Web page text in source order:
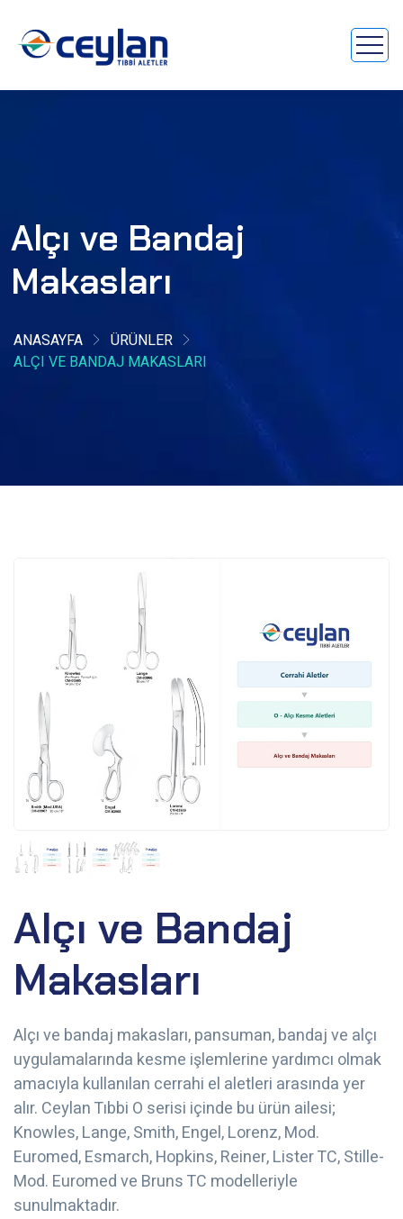
Alçı ve Bandaj
Makasları
ANASAYFA
ÜRÜNLER
ALÇI VE BANDAJ MAKASLARI
Alçı ve Bandaj
Makasları
Alçı ve bandaj makasları, pansuman, bandaj ve alçı
uygulamalarında kesme işlemlerine yardımcı olmak
amacıyla kullanılan cerrahi el aletleri arasında yer
alır. Ceylan Tıbbi O serisi içinde bu ürün ailesi;
Knowles, Lange, Smith, Engel, Lorenz, Mod.
Euromed, Esmarch, Hopkins, Reiner, Lister TC, Stille-
Mod. Euromed ve Bruns TC modelleriyle
sunulmaktadır.